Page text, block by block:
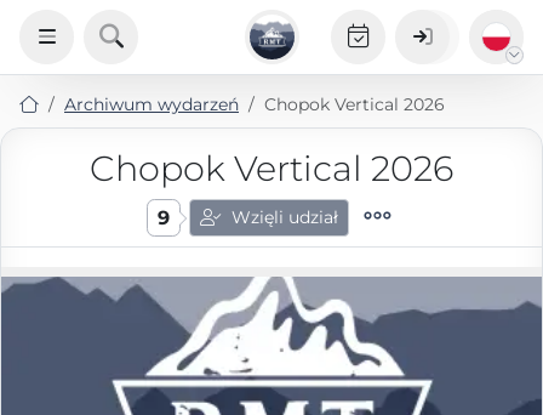
Archiwum wydarzeń Chopok Vertical 2026
Chopok Vertical 2026
9 Wzięli udział